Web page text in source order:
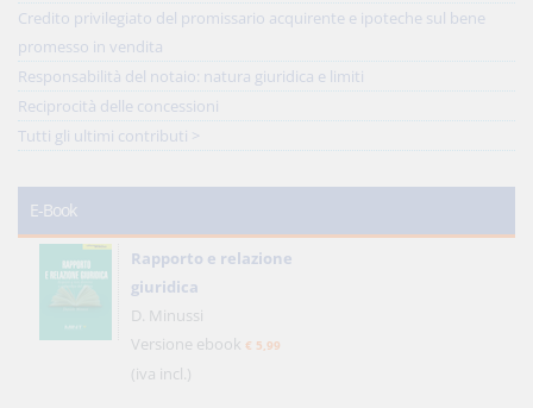
Credito privilegiato del promissario acquirente e ipoteche sul bene
promesso in vendita
Responsabilità del notaio: natura giuridica e limiti
Reciprocità delle concessioni
Tutti gli ultimi contributi >
E-Book
Rapporto e relazione
giuridica
D. Minussi
Versione ebook € 5,99
(iva incl.)